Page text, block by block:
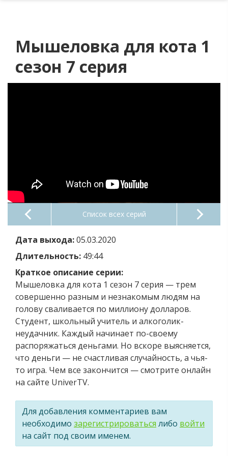
Мышеловка для кота 1
сезон 7 серия
Список всех серий
Дата выхода:05.03.2020
Длительность: 49:44
Краткое описание серии:
Мышеловка для кота 1 сезон 7 серия — трем
совершенно разным и незнакомым людям на
голову сваливается по миллиону долларов.
Студент, школьный учитель и алкоголик-
неудачник. Каждый начинает по-своему
распоряжаться деньгами. Но вскоре выясняется,
что деньги — не счастливая случайность, а чья-
то игра. Чем все закончится — смотрите онлайн
на сайте UniverTV.
Для добавления комментариев вам
необходимо зарегистрироваться либо войти
на сайт под своим именем.